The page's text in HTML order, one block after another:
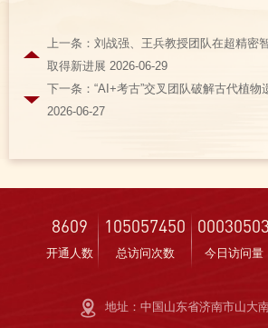
上一条：刘战强、王兵教授团队在超精密
取得新进展 2026-06-29
下一条：“AI+考古”交叉团队破解古代植物
2026-06-27
8609
开通人数
105057450
总访问次数
00030503
今日访问量
地址：中国山东省济南市山大